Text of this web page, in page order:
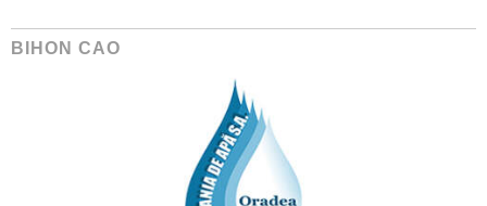
BIHON CAO